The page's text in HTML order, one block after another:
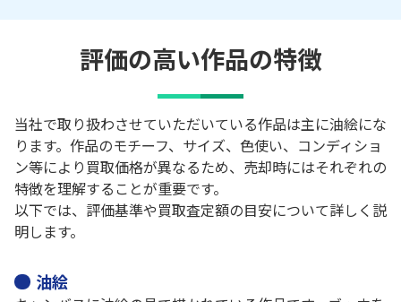
評価の高い作品の特徴
当社で取り扱わさせていただいている作品は主に油絵にな
ります。作品のモチーフ、サイズ、色使い、コンディショ
ン等により買取価格が異なるため、売却時にはそれぞれの
特徴を理解することが重要です。
以下では、評価基準や買取査定額の目安について詳しく説
明します。
油絵